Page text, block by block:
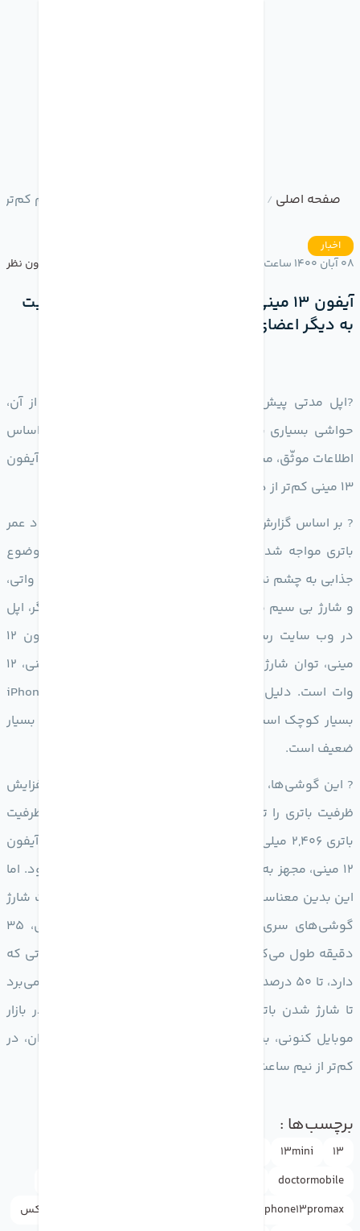
صفحه اصلی /
اخبار
08 آبان 1400 ساعت 14:17 بدون نظر
آیفون 13 مینی سرعت شارژ بی سیم کم‌تری نسبت
به دیگر اعضای سری آیفون 13 دارد
?اپل مدتی پیش از سری آیفون 13 پرده برداشت. پس از آن،
حواشی بسیاری پیرامون این گوشی پدید آمدند. اخیراً بر اساس
اطلاعات موثّق، مشخص شده است که سرعت شارژ بی سیم آیفون
13 مینی کم‌تر از دیگر اعضای این خانواده است.
? بر اساس گزارش GizChina ، اگرچه سری آیفون 13 با بهبود عمر
باتری مواجه شده است. اما در بخش سرعت شارژ، هیچ موضوع
جذابی به چشم نمی‌خورد. به طوری که شارژر سیمی توان 20 واتی،
و شارژ بی سیم مگ سیف توان 15 واتی دارد. از سوی دیگر، اپل
در وب سایت رسمی خود تأیید کرده است که مانند آیفون 12
مینی، توان شارژ بی سیم پشتیبانی شده در آیفون 13 مینی، 12
وات است. دلیل این اتفاق، ساده است. بدنه iPhone 13 Mini
بسیار کوچک است و عملکرد آن در مدیریت و دفع حرارت، بسیار
ضعیف است.
? این گوشی‌ها، نسبت به قبل با همان سایز توانسته‌اند افزایش
ظرفیت باتری را تجربه کنند. هم اکنون، iPhone 13 Mini ظرفیت
باتری 2,406 میلی آمپر ساعتی است. این در حالی است که آیفون
12 مینی، مجهز به باتری با ظرفیت 2,227 میلی آمپر ساعتی بود. اما
این بدین معناست با همان سیستم شارژر نسل قبل، سرعت شارژ
گوشی‌های سری آیفون 13 کاهش می‌یابد. به طور عملی، 35
دقیقه طول می‌کشد تا آیفون 13 پرو مکس با شارژر 20 واتی که
دارد، تا 50 درصد شارژ شود. اما در نهایت، 95 دقیقه زمان می‌برد
تا شارژ شدن باتری این گوشی به اتمام برسد. این امر در بازار
موبایل کنونی، بسیار ناامید کننده است. زیرا اغلب پرچمداران، در
کم‌تر از نیم ساعت به طور کامل شارژ می‌شوند
برچسب‌ها :
13
13mini
doctormobile
iphone13promax